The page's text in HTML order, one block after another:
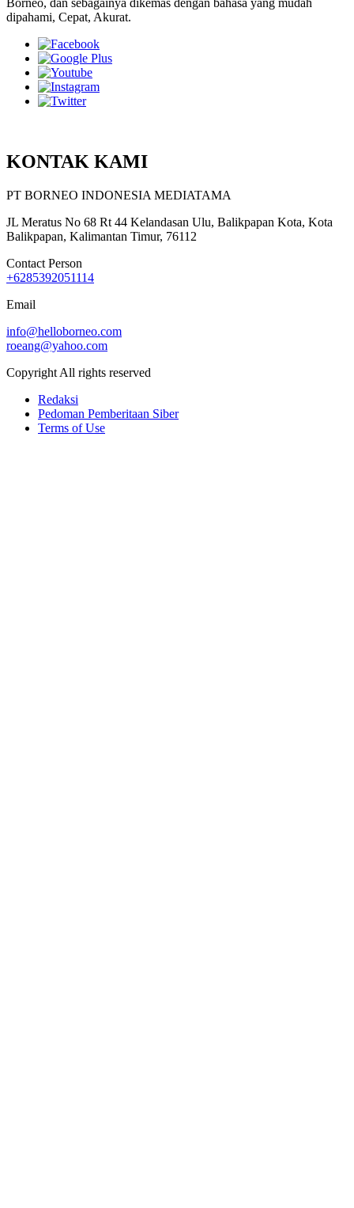
Borneo, dan sebagainya dikemas dengan bahasa yang mudah
dipahami, Cepat, Akurat.
KONTAK KAMI
PT BORNEO INDONESIA MEDIATAMA
JL Meratus No 68 Rt 44 Kelandasan Ulu, Balikpapan Kota, Kota
Balikpapan, Kalimantan Timur, 76112
Contact Person
+6285392051114
Email
info@helloborneo.com
roeang@yahoo.com
Copyright All rights reserved
Redaksi
Pedoman Pemberitaan Siber
Terms of Use